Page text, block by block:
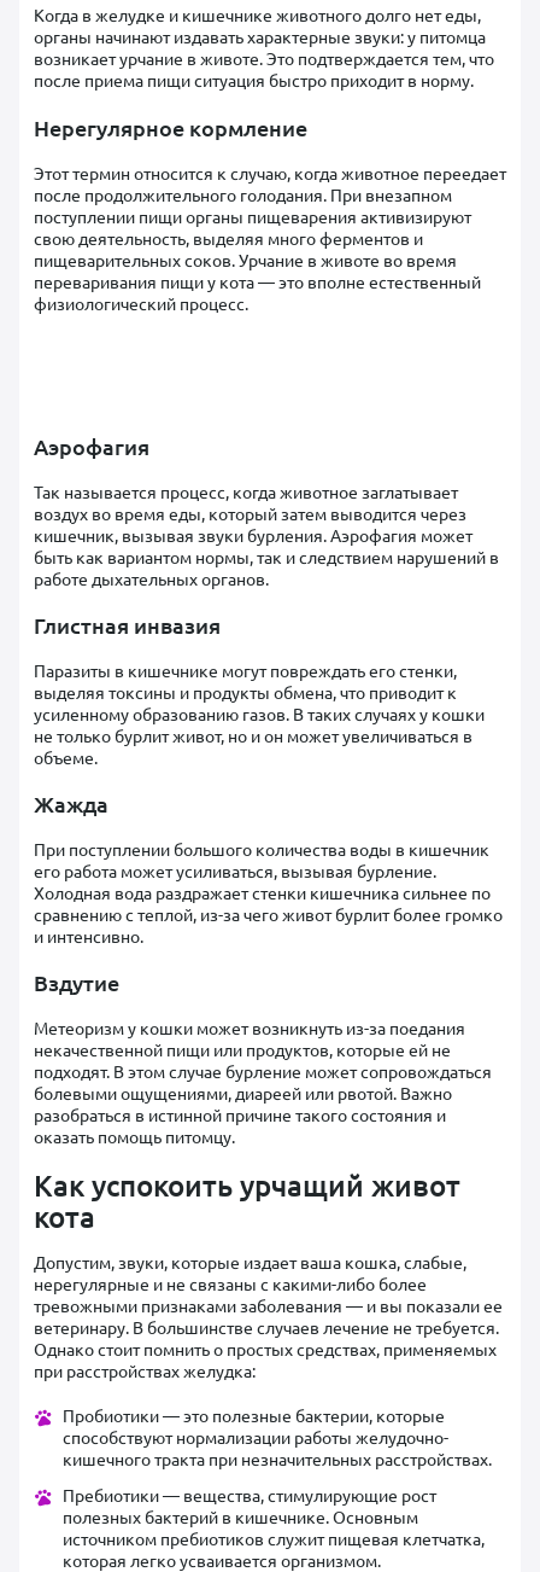
Когда в желудке и кишечнике животного долго нет еды,
органы начинают издавать характерные звуки: у питомца
возникает урчание в животе. Это подтверждается тем, что
после приема пищи ситуация быстро приходит в норму.
Нерегулярное кормление
Этот термин относится к случаю, когда животное переедает
после продолжительного голодания. При внезапном
поступлении пищи органы пищеварения активизируют
свою деятельность, выделяя много ферментов и
пищеварительных соков. Урчание в животе во время
переваривания пищи у кота — это вполне естественный
физиологический процесс.
Аэрофагия
Так называется процесс, когда животное заглатывает
воздух во время еды, который затем выводится через
кишечник, вызывая звуки бурления. Аэрофагия может
быть как вариантом нормы, так и следствием нарушений в
работе дыхательных органов.
Глистная инвазия
Паразиты в кишечнике могут повреждать его стенки,
выделяя токсины и продукты обмена, что приводит к
усиленному образованию газов. В таких случаях у кошки
не только бурлит живот, но и он может увеличиваться в
объеме.
Жажда
При поступлении большого количества воды в кишечник
его работа может усиливаться, вызывая бурление.
Холодная вода раздражает стенки кишечника сильнее по
сравнению с теплой, из-за чего живот бурлит более громко
и интенсивно.
Вздутие
Метеоризм у кошки может возникнуть из-за поедания
некачественной пищи или продуктов, которые ей не
подходят. В этом случае бурление может сопровождаться
болевыми ощущениями, диареей или рвотой. Важно
разобраться в истинной причине такого состояния и
оказать помощь питомцу.
Как успокоить урчащий живот
кота
Допустим, звуки, которые издает ваша кошка, слабые,
нерегулярные и не связаны с какими-либо более
тревожными признаками заболевания — и вы показали ее
ветеринару. В большинстве случаев лечение не требуется.
Однако стоит помнить о простых средствах, применяемых
при расстройствах желудка:
Пробиотики — это полезные бактерии, которые
способствуют нормализации работы желудочно-
кишечного тракта при незначительных расстройствах.
Пребиотики — вещества, стимулирующие рост
полезных бактерий в кишечнике. Основным
источником пребиотиков служит пищевая клетчатка,
которая легко усваивается организмом.